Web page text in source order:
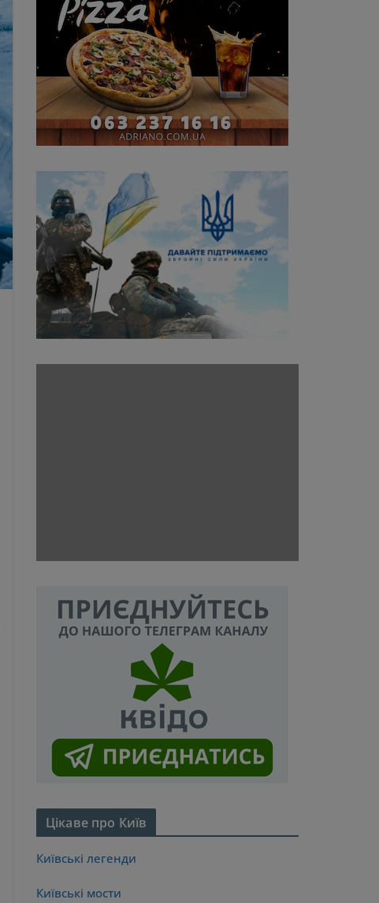
Цікаве про Київ
Київські легенди
Київські мости